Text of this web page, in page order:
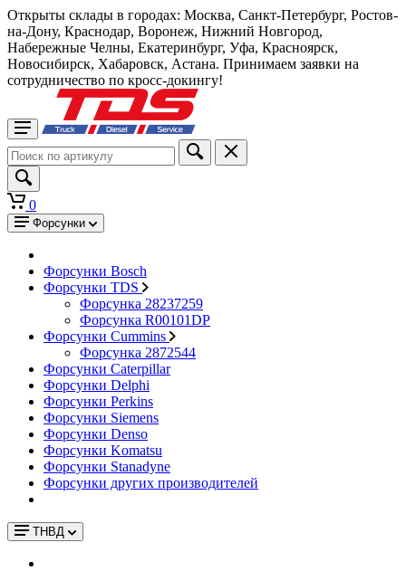
Открыты склады в городах: Москва, Санкт-Петербург, Ростов-
на-Дону, Краснодар, Воронеж, Нижний Новгород,
Набережные Челны, Екатеринбург, Уфа, Красноярск,
Новосибирск, Хабаровск, Астана. Принимаем заявки на
сотрудничество по кросс-докингу!
0
Форсунки
Форсунки Bosch
Форсунки TDS
Форсунка 28237259
Форсунка R00101DP
Форсунки Cummins
Форсунка 2872544
Форсунки Caterpillar
Форсунки Delphi
Форсунки Perkins
Форсунки Siemens
Форсунки Denso
Форсунки Komatsu
Форсунки Stanadyne
Форсунки других производителей
ТНВД